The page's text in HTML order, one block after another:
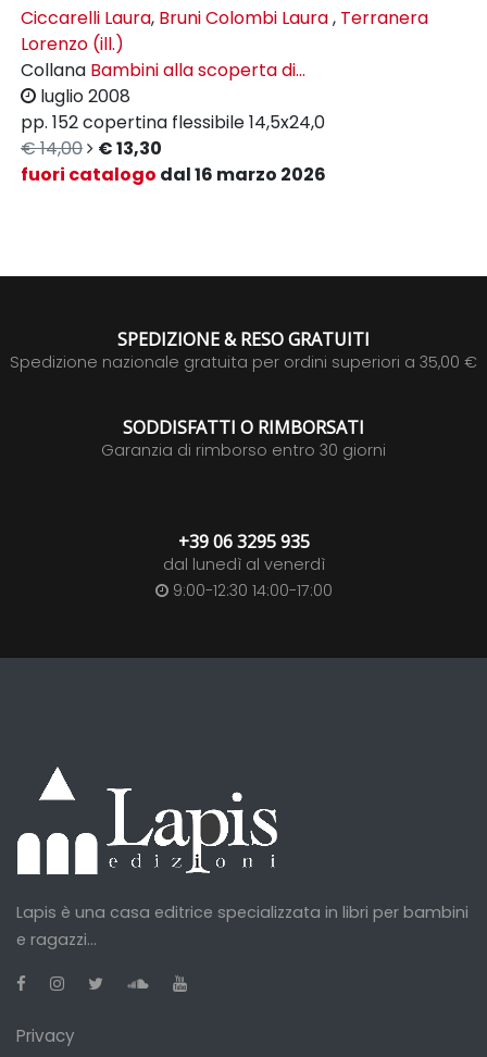
Ciccarelli Laura, Bruni Colombi Laura, Terranera
Lorenzo (ill.)
Collana Bambini alla scoperta di...
luglio 2008
pp. 152copertina flessibile14,5x24,0
€ 14,00
€ 13,30
fuori catalogo dal 16 marzo 2026
SPEDIZIONE & RESO GRATUITI
Spedizione nazionale gratuita per ordini superiori a 35,00 €
SODDISFATTI O RIMBORSATI
Garanzia di rimborso entro 30 giorni
+39 06 3295 935
dal lunedì al venerdì
9:00-12:30 14:00-17:00
Lapis è una casa editrice specializzata in libri per bambini
e ragazzi...
Privacy